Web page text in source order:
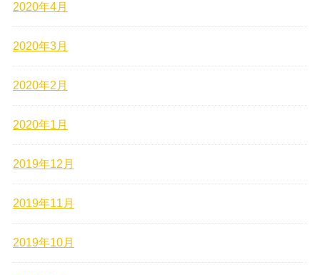
2020年4月
2020年3月
2020年2月
2020年1月
2019年12月
2019年11月
2019年10月